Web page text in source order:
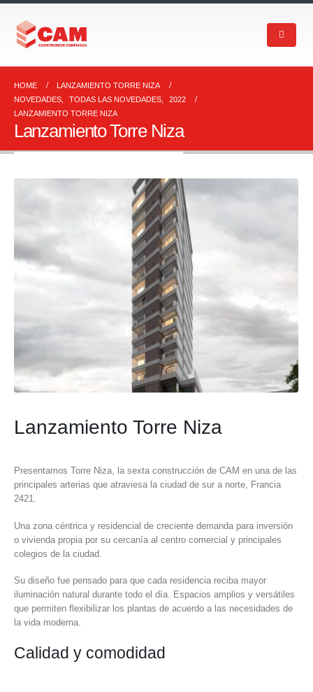
HOME
LANZAMIENTO TORRE NIZA
NOVEDADES
TODAS LAS NOVEDADES
2022
LANZAMIENTO TORRE NIZA
Lanzamiento Torre Niza
Lanzamiento Torre Niza
Presentamos Torre Niza, la sexta construcción de CAM en una de las
principales arterias que atraviesa la ciudad de sur a norte, Francia
2421.
Una zona céntrica y residencial de creciente demanda para inversión
o vivienda propia por su cercanía al centro comercial y principales
colegios de la ciudad.
Su diseño fue pensado para que cada residencia reciba mayor
iluminación natural durante todo el día. Espacios amplios y versátiles
que permiten flexibilizar los plantas de acuerdo a las necesidades de
la vida moderna.
Calidad y comodidad